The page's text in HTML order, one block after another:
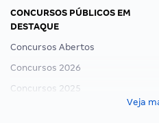
CONCURSOS PÚBLICOS EM
DESTAQUE
Concursos Abertos
Concursos 2026
Concursos 2025
Concurso Nacional Unificado
Veja